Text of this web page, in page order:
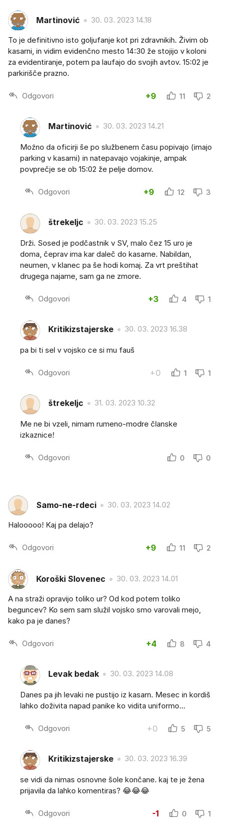
Martinović 30. 03. 2023 14.18
To je definitivno isto goljufanje kot pri zdravnikih. Živim ob
kasarni, in vidim evidenčno mesto 14:30 že stojijo v koloni
za evidentiranje, potem pa laufajo do svojih avtov. 15:02 je
parkirišče prazno.
Odgovori +9 11 2
Martinović 30. 03. 2023 14.21
Moźno da oficirji še po službenem času popivajo (imajo
parking v kasarni) in natepavajo vojakinje, ampak
povprečje se ob 15:02 že pelje domov.
Odgovori +9 12 3
štrekeljc 30. 03. 2023 15.25
Drži. Sosed je podčastnik v SV, malo čez 15 uro je
doma, čeprav ima kar daleč do kasarne. Nabildan,
neumen, v klanec pa še hodi komaj. Za vrt preštihat
drugega najame, sam ga ne zmore.
Odgovori +3 4 1
Kritikizstajerske 30. 03. 2023 16.38
pa bi ti sel v vojsko ce si mu fauš
Odgovori +0 1 1
štrekeljc 31. 03. 2023 10.32
Me ne bi vzeli, nimam rumeno-modre članske
izkaznice!
Odgovori 0 0
Samo-ne-rdeci 30. 03. 2023 14.02
Halooooo! Kaj pa delajo?
Odgovori +9 11 2
Koroški Slovenec 30. 03. 2023 14.01
A na straži opravijo toliko ur? Od kod potem toliko
beguncev? Ko sem sam služil vojsko smo varovali mejo,
kako pa je danes?
Odgovori +4 8 4
Levak bedak 30. 03. 2023 14.08
Danes pa jih levaki ne pustijo iz kasarn. Mesec in kordiš
lahko doživita napad panike ko vidita uniformo...
Odgovori +0 5 5
Kritikizstajerske 30. 03. 2023 16.39
se vidi da nimas osnovne šole končane. kaj te je žena
prijavila da lahko komentiras? 😂😂😂
Odgovori -1 0 1